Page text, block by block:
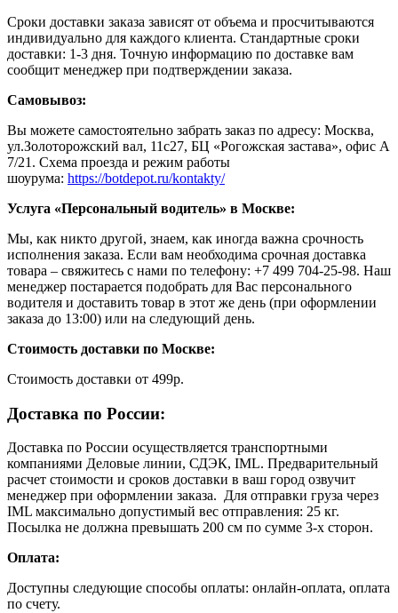
Сроки доставки заказа зависят от объема и просчитываются
индивидуально для каждого клиента. Стандартные сроки
доставки: 1-3 дня. Точную информацию по доставке вам
сообщит менеджер при подтверждении заказа.
Самовывоз:
Вы можете самостоятельно забрать заказ по адресу: Москва,
ул.Золоторожский вал, 11с27, БЦ «Рогожская застава», офис А
7/21. Схема проезда и режим работы
шоурума: https://botdepot.ru/kontakty/
Услуга «Персональный водитель» в Москве:
Мы, как никто другой, знаем, как иногда важна срочность
исполнения заказа. Если вам необходима срочная доставка
товара – свяжитесь с нами по телефону: +7 499 704-25-98. Наш
менеджер постарается подобрать для Вас персонального
водителя и доставить товар в этот же день (при оформлении
заказа до 13:00) или на следующий день.
Стоимость доставки по Москве:
Cтоимость доставки от 499р.
Доставка по России:
Доставка по России осуществляется транспортными
компаниями Деловые линии, СДЭК, IML. Предварительный
расчет стоимости и сроков доставки в ваш город озвучит
менеджер при оформлении заказа. Для отправки груза через
IML максимально допустимый вес отправления: 25 кг.
Посылка не должна превышать 200 см по сумме 3-х сторон.
Оплата:
Доступны следующие способы оплаты: онлайн-оплата, оплата
по счету.